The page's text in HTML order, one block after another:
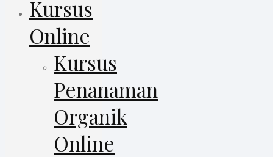
Kursus
Online
Kursus
Penanaman
Organik
Online